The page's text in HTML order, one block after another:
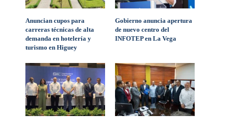
Anuncian cupos para
carreras técnicas de alta
demanda en hotelería y
turismo en Higuey
Gobierno anuncia apertura
de nuevo centro del
INFOTEP en La Vega